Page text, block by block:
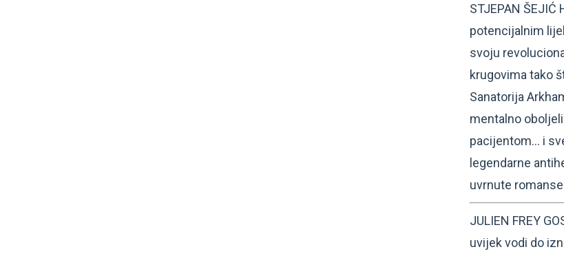
STJEPAN ŠEJIĆ
potencijalnim
svoju
krugovima tako
Sanatorija
mentalno
pacijentom… i
legendarne
uvrnute
JULIEN FREY
uvijek vodi do